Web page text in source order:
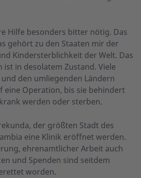
Hilfe besonders bitter nötig. Das
gehört zu den Staaten mir der
Kindersterblichkeit der Welt. Das
ist in desolatem Zustand. Viele
den umliegenden Ländern
eine Operation, bis sie behindert
werden oder sterben.
der größten Stadt des
eine Klinik eröffnet werden.
ehrenamtlicher Arbeit auch
und Spenden sind seitdem
worden.